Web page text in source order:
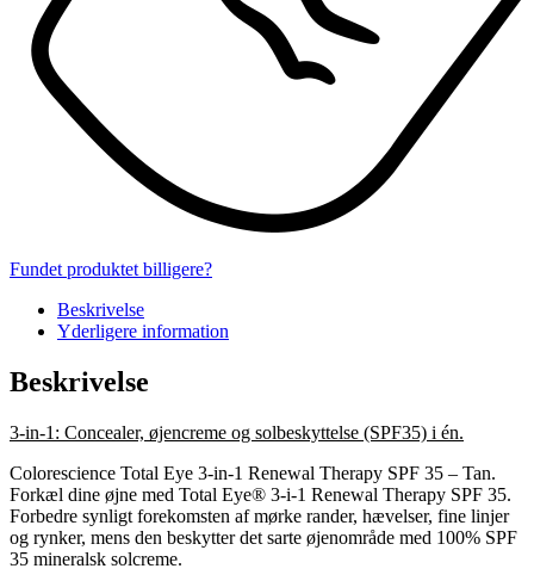
Fundet produktet billigere?
Beskrivelse
Yderligere information
Beskrivelse
3-in-1: Concealer, øjencreme og solbeskyttelse (SPF35) i én.
Colorescience Total Eye 3-in-1 Renewal Therapy SPF 35 – Tan.
Forkæl dine øjne med Total Eye® 3-i-1 Renewal Therapy SPF 35.
Forbedre synligt forekomsten af ​​mørke rander, hævelser, fine linjer
og rynker, mens den beskytter det sarte øjenområde med 100% SPF
35 mineralsk solcreme.